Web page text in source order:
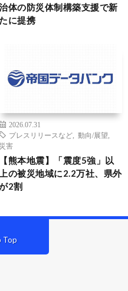
体の防災体制構築支援で新
たに提携
2026.07.31
プレスリリースなど
動向/展望
災害
【熊本地震】「震度5強」以
上の被災地域に2.2万社、県外
2割
Top